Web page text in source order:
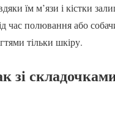
їм м’язи і кістки
час полювання або
тільки шкіру.
зі